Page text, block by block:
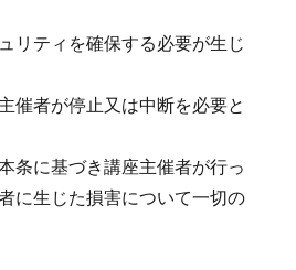
リティを確保する必要が生じ
催者が停止又は中断を必要と
条に基づき講座主催者が行っ
に生じた損害について一切の